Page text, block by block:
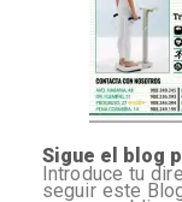
Sigue el blog
Introduce tu
seguir este